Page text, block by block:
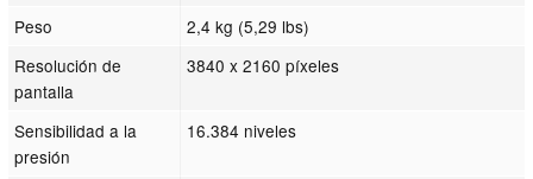
Peso
2,4 kg (5,29 lbs)
Resolución de
pantalla
3840 x 2160 píxeles
Sensibilidad a la
presión
16.384 niveles